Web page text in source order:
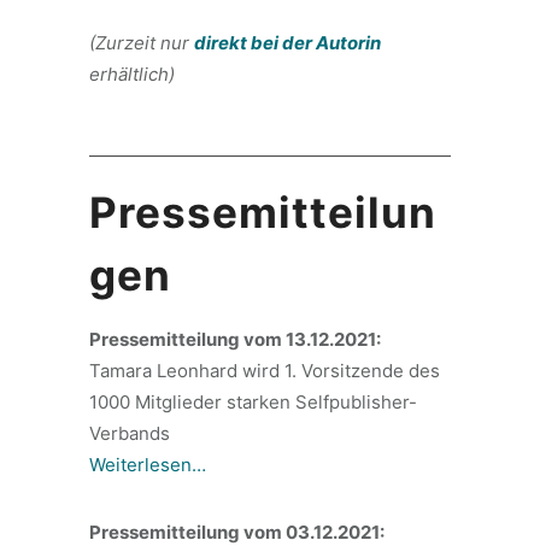
(Zurzeit nur direkt bei der Autorin
erhältlich)
Pressemitteilun
gen
Pressemitteilung vom 13.12.2021:
Tamara Leonhard wird 1. Vorsitzende des
1000 Mitglieder starken Selfpublisher-
Verbands
Weiterlesen…
Pressemitteilung vom 03.12.2021: